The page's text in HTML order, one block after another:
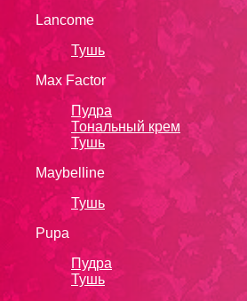
Lanсоmе
Тушь
Max Factor
Пудра
Тональный крем
Тушь
Maybelline
Тушь
Pupa
Пудра
Тушь